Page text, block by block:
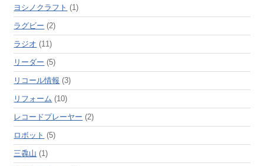
ヨシノクラフト (1)
ラグビー (2)
ラジオ (11)
リーダー (5)
リコール情報 (3)
リフォーム (10)
レコードプレーヤー (2)
ロボット (5)
三毳山 (1)